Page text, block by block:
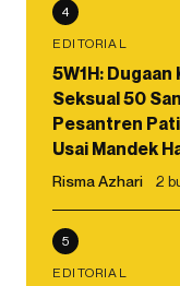
4
EDITORIAL
5W1H:
Seksual 50
Pesantren
Usai Mandek
Risma Azhari 2
5
EDITORIAL